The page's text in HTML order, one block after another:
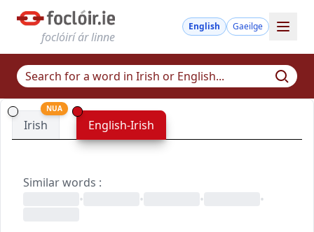
foclóirí ár linne
English Gaeilge
Irish
NUA
English-Irish
Similar words :
•
• • •